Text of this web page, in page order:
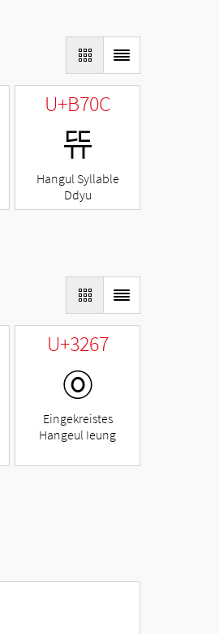
U+B70C
뜌
Hangul Syllable
Ddyu
U+3267
㉧
Eingekreistes
Hangeul Ieung